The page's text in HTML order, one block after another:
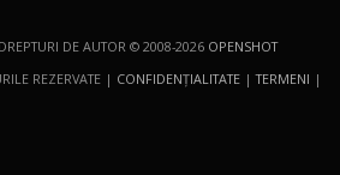
DE AUTOR © 2008-2026 OPENSHOT
REZERVATE | CONFIDENŢIALITATE |TERMENI |